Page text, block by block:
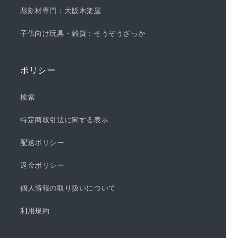
彫刻材専門：大阪木楽屋
子供向け玩具・雑貨：そうぞうざっか
ポリシー
検索
特定商取引法に関する表示
配送ポリシー
返金ポリシー
個人情報の取り扱いについて
利用規約